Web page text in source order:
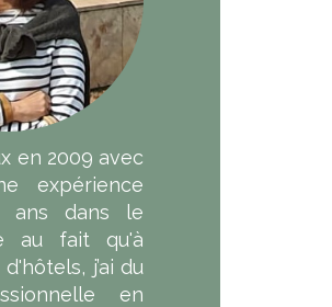
en 2009 avec
expérience
ans dans le
au fait qu'à
j’ai du
en